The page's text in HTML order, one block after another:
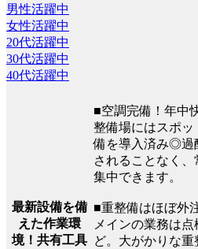
男性活躍中
女性活躍中
20代活躍中
30代活躍中
40代活躍中
最新設備を備
えた作業環
境！共有工具
■空調完備！年中
整備場にはスポ
備を導入済み◎過
されることなく
集中できます。
■重整備はほぼ外
メインの業務は
ど。大がかりな